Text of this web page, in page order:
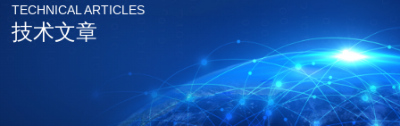
TECHNICAL ARTICLES
技术文章